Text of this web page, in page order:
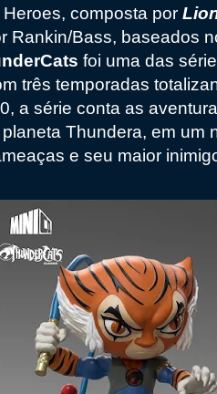
composta por
Rankin/Bass, baseados
foi uma das
três temporadas
a série conta as
Thundera, em um
e seu maior